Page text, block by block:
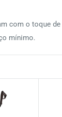
com o toque
mínimo.